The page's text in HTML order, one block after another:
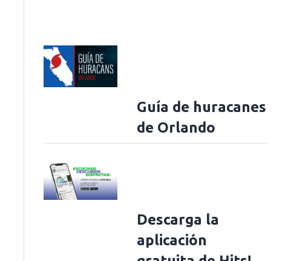
Guía de huracanes
de Orlando
Descarga la
aplicación